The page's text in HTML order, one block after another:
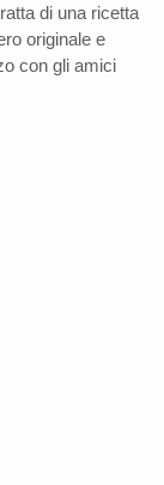
di una ricetta
originale e
con gli amici